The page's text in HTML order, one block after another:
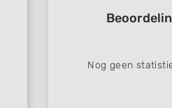
Nog geen